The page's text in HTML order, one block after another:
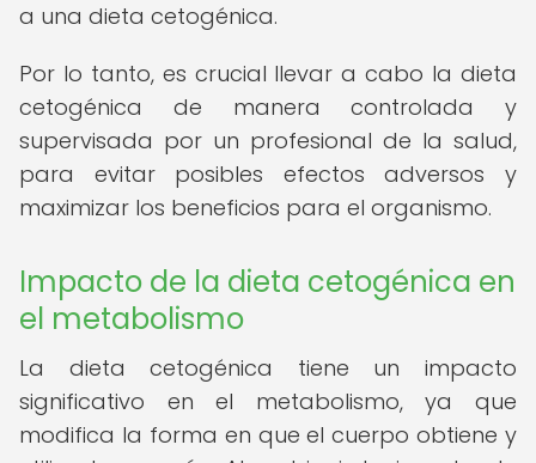
a una dieta cetogénica.
Por lo tanto, es crucial llevar a cabo la dieta
cetogénica de manera controlada y
supervisada por un profesional de la salud,
para evitar posibles efectos adversos y
maximizar los beneficios para el organismo.
Impacto de la dieta cetogénica en
el metabolismo
La dieta cetogénica tiene un impacto
significativo en el metabolismo, ya que
modifica la forma en que el cuerpo obtiene y